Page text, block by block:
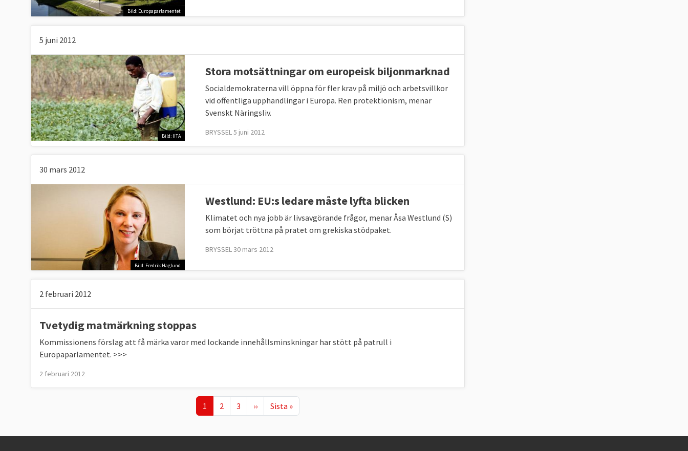
Bild: Europaparlamentet
5 juni 2012
Bild: IITA
Stora motsättningar om europeisk biljonmarknad
Socialdemokraterna vill öppna för fler krav på miljö och arbetsvillkor
vid offentliga upphandlingar i Europa. Ren protektionism, menar
Svenskt Näringsliv.
BRYSSEL 5 juni 2012
30 mars 2012
Bild: Fredrik Haglund
Westlund: EU:s ledare måste lyfta blicken
Klimatet och nya jobb är livsavgörande frågor, menar Åsa Westlund (S)
som börjat tröttna på pratet om grekiska stödpaket.
BRYSSEL 30 mars 2012
2 februari 2012
Tvetydig matmärkning stoppas
Kommissionens förslag att få märka varor med lockande innehållsminskningar har stött på patrull i
Europaparlamentet. >>>
2 februari 2012
Nuvarande sida
1 Page
2 Page
3 Nästa sida
›› Sista sidan
Sista »